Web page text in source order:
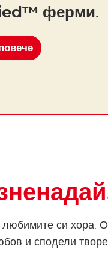
ферми.
си хора.
и сподели